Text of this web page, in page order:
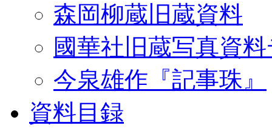
森岡柳蔵旧蔵資料
國華社旧蔵写真資
今泉雄作『記事珠』
資料目録